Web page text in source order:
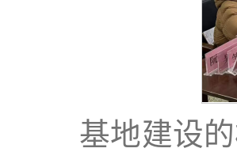
基地建设